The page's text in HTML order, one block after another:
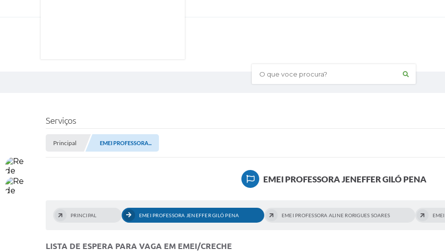
O que voce procura?
Serviços
Principal EMEI PROFESSORA...
EMEI PROFESSORA JENEFFER GILÓ PENA
PRINCIPAL EMEI PROFESSORA JENEFFER GILÓ PENA EMEI PROFESSORA ALINE RORIGUES SOARES
LISTA DE ESPERA PARA VAGA EM EMEI/CRECHE